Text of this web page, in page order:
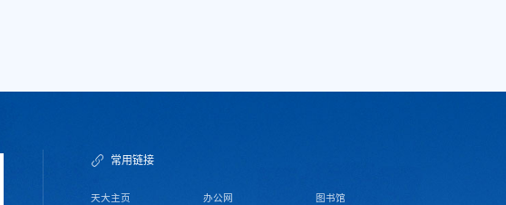
常用链接
天大主页 办公网 图书馆